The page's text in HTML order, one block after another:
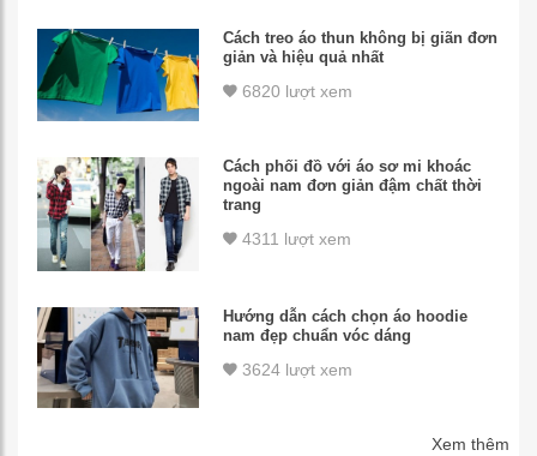
Cách treo áo thun không bị giãn đơn
giản và hiệu quả nhất
6820 lượt xem
Cách phối đồ với áo sơ mi khoác
ngoài nam đơn giản đậm chất thời
trang
4311 lượt xem
Hướng dẫn cách chọn áo hoodie
nam đẹp chuẩn vóc dáng
3624 lượt xem
Xem thêm